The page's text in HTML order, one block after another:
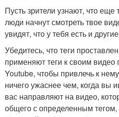
Пусть зрители узнают, что еще
люди начнут смотреть твое
увидят, что у тебя есть и
Убедитесь, что теги
применяют теги к своим
Youtube, чтобы привлечь к
ничего ужаснее чем, когда вы
вас направляют на видео,
общего с определенным